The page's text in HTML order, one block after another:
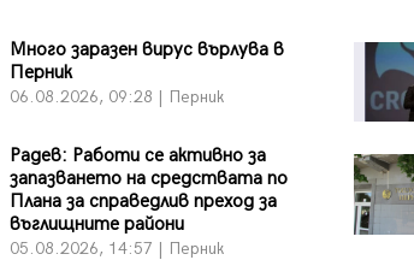
Много заразен вирус върлува в
Перник
06.08.2026, 09:28 | Перник
Радев: Работи се активно за
запазването на средствата по
Плана за справедлив преход за
въглищните райони
05.08.2026, 14:57 | Перник